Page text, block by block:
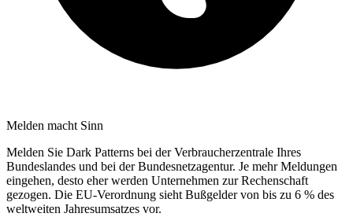
Melden macht Sinn
Melden Sie Dark Patterns bei der Verbraucherzentrale Ihres
Bundeslandes und bei der Bundesnetzagentur. Je mehr Meldungen
eingehen, desto eher werden Unternehmen zur Rechenschaft
gezogen. Die EU-Verordnung sieht Bußgelder von bis zu 6 % des
weltweiten Jahresumsatzes vor.